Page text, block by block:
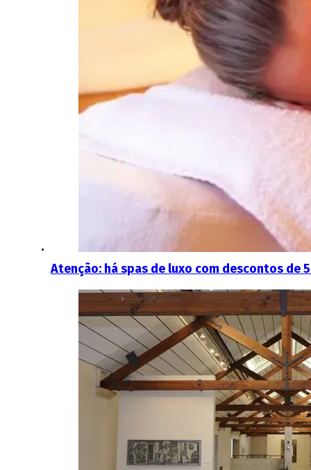
Atenção: há spas de luxo com descontos de